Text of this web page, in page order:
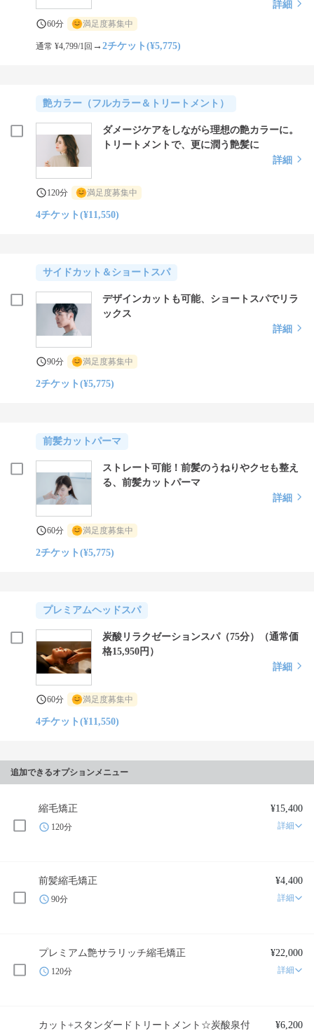
詳細
60分 満足度募集中
通常 ¥4,799/1回 →2チケット(¥5,775)
艶カラー（フルカラー＆トリートメント）
ダメージケアをしながら理想の艶カラーに。
トリートメントで、更に潤う艶髪に
詳細
120分 満足度募集中
4チケット(¥11,550)
サイドカット＆ショートスパ
デザインカットも可能、ショートスパでリラ
ックス
詳細
90分 満足度募集中
2チケット(¥5,775)
前髪カットパーマ
ストレート可能！前髪のうねりやクセも整え
る、前髪カットパーマ
詳細
60分 満足度募集中
2チケット(¥5,775)
プレミアムヘッドスパ
炭酸リラクゼーションスパ（75分）（通常価
格15,950円）
詳細
60分 満足度募集中
4チケット(¥11,550)
追加できるオプションメニュー
縮毛矯正 ¥15,400
120分 詳細
前髪縮毛矯正 ¥4,400
90分 詳細
プレミアム艶サラリッチ縮毛矯正 ¥22,000
120分 詳細
カット+スタンダードトリートメント☆炭酸泉付 ¥6,200